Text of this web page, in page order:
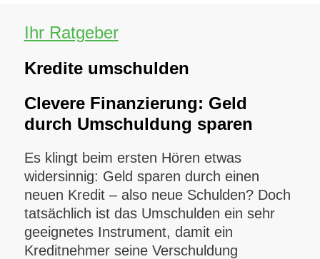
Ihr Ratgeber
Kredite umschulden
Clevere Finanzierung: Geld
durch Umschuldung sparen
Es klingt beim ersten Hören etwas
widersinnig: Geld sparen durch einen
neuen Kredit – also neue Schulden? Doch
tatsächlich ist das Umschulden ein sehr
geeignetes Instrument, damit ein
Kreditnehmer seine Verschuldung